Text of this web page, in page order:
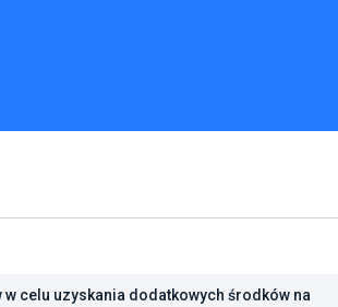
celu uzyskania dodatkowych środków na